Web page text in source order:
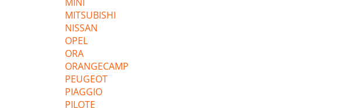
MITSUBISHI
NISSAN
OPEL
ORA
ORANGECAMP
PEUGEOT
PIAGGIO
PILOTE